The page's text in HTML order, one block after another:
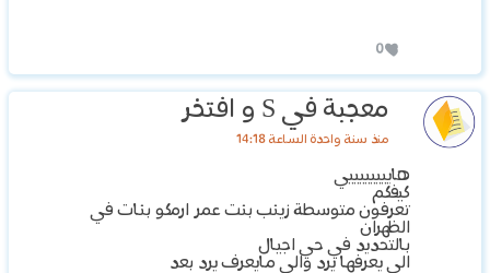
0
معجبة في S و افتخر
منذ سنة واحدة الساعة 14:18
هاييييييييي
كيفكم
تعرفون متوسطة زينب بنت عمر ارمكو بنات في
الظهران
بالتحديد في حي اجيال
الي يعرفها يرد والي مايعرف يرد بعد